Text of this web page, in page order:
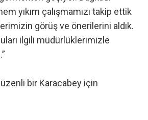
yıkım çalışmamızı takip ettik
görüş ve önerilerini aldık.
ilgili müdürlüklerimizle
bir Karacabey için